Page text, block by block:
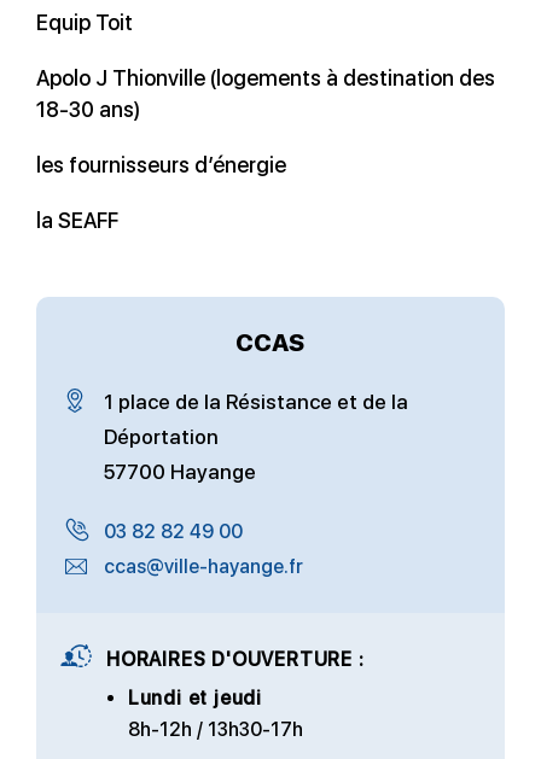
Equip Toit
Apolo J Thionville (logements à destination des
18-30 ans)
les fournisseurs d’énergie
la SEAFF
CCAS
1 place de la Résistance et de la
Déportation
57700 Hayange
03 82 82 49 00
ccas@ville-hayange.fr
HORAIRES D'OUVERTURE :
Lundi et jeudi
8h-12h / 13h30-17h